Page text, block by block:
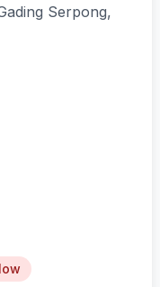
Serpong,